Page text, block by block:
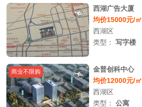
西湖广告大厦
均价15000元/㎡
西湖区
类型：写字楼
商业不限购
金普创科中心
均价12000元/㎡
西湖区
类型：公寓